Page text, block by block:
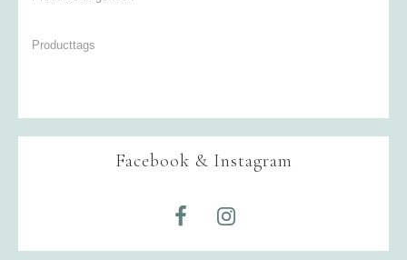
Facebook & Instagram